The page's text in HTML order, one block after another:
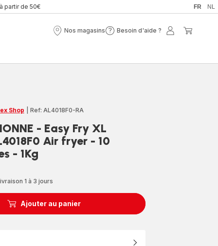
partir de 50€ FR NL
Nos magasins
Nos
Besoin d'aide ?
Besoin
Mon
Shop Ref: AL4018F0-RA
- Easy Fry XL
Air fryer - 10
- 1Kg
1 à 3 jours
Ajouter au panier